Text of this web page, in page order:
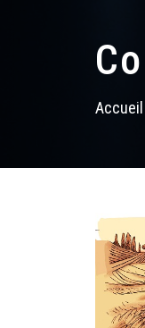
Accueil